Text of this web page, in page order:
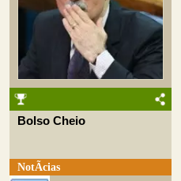
Bolso Cheio
NotÃ­cias